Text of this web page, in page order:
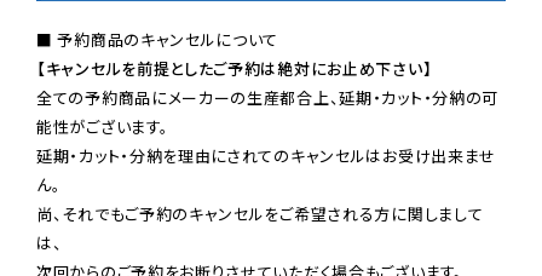
【キャンセルを前提としたご予約は絶対にお止め下さい】
全ての予約商品にメーカーの生産都合上、延期・カット・分納の可
能性がございます。
延期・カット・分納を理由にされてのキャンセルはお受け出来ませ
ん。
尚、それでもご予約のキャンセルをご希望される方に関しまして
は、
次回からのご予約をお断りさせていただく場合もございます。